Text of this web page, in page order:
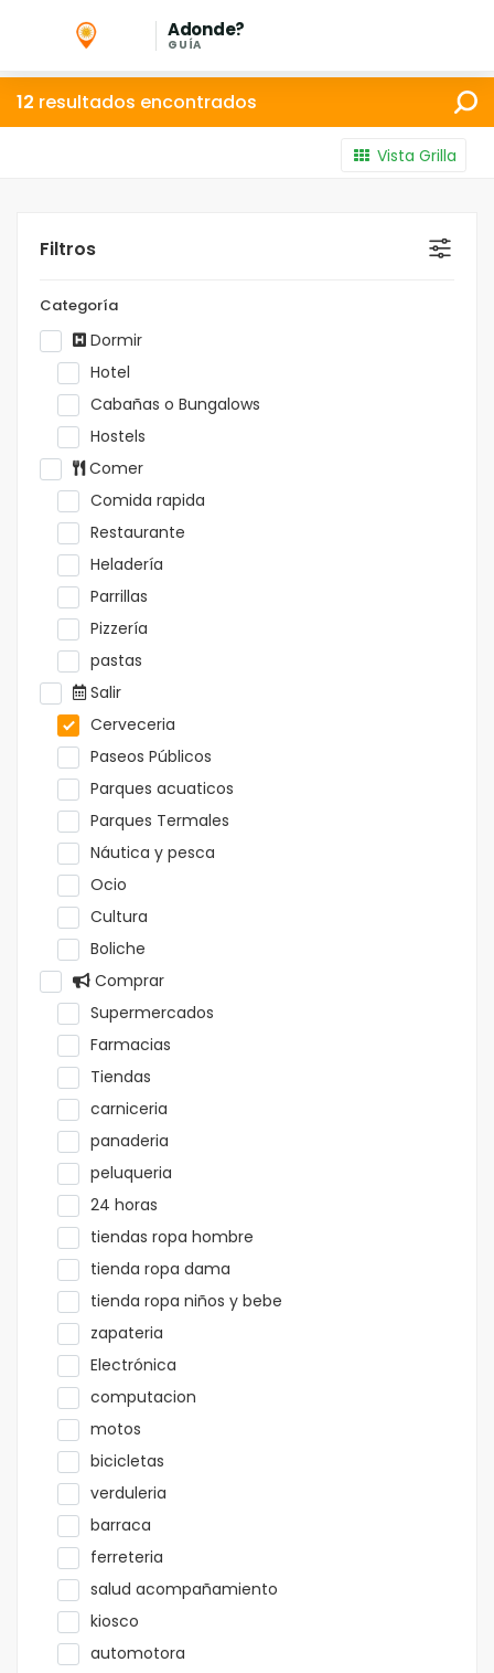
Adonde?
GUÍA
12 resultados encontrados
Vista Grilla
Filtros
Categoría
Dormir
Hotel
Cabañas o Bungalows
Hostels
Comer
Comida rapida
Restaurante
Heladería
Parrillas
Pizzería
pastas
Salir
Cerveceria
Paseos Públicos
Parques acuaticos
Parques Termales
Náutica y pesca
Ocio
Cultura
Boliche
Comprar
Supermercados
Farmacias
Tiendas
carniceria
panaderia
peluqueria
24 horas
tiendas ropa hombre
tienda ropa dama
tienda ropa niños y bebe
zapateria
Electrónica
computacion
motos
bicicletas
verduleria
barraca
ferreteria
salud acompañamiento
kiosco
automotora